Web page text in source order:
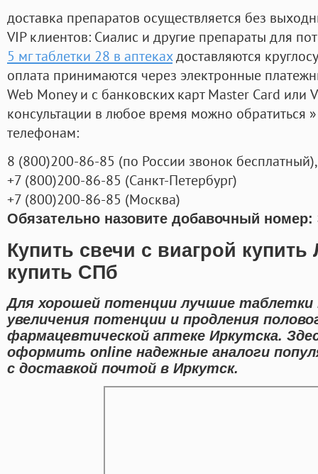
доставка препаратов осуществляется без
VIP клиентов: Сиалис и другие препараты для
5 мг таблетки 28 в аптекахдоставляются
оплата принимаются через электронные
Web Money и с банковских карт Master Card или
консультации в любое время можно обратиться
телефонам:
8 (800)200-86-85 (по России звонок бесплатный),
+7 (800)200-86-85 (Санкт-Петербург)
+7 (800)200-86-85 (Москва)
Обязательно назовите добавочный номер:
Купить свечи с виагрой купить
купить СПб
Для хорошей потенции лучшие таблетки
увеличения потенции и продления
фармацевтической аптеке Иркутска.
оформить online надежные аналоги
с доставкой почтой в Иркутск.